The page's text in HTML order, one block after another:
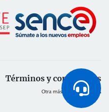
Términos y condiciones